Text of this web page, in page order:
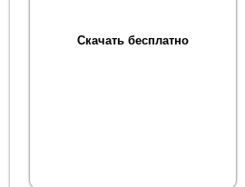
Скачать бесплатно